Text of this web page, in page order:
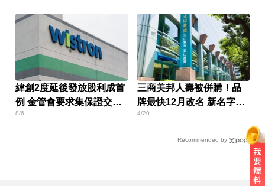
緯創2度延後發放股利成首
例 金管會要求集保證交所
了解
8/6
三商美邦人壽被併購！品
牌最快12月改名 新名字曝
光
4/20
Recommended by